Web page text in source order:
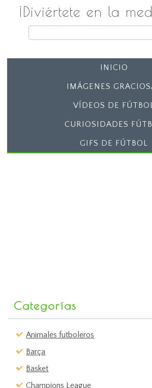
¡Diviértete en la
INICIO
IMÁGENES
VÍDEOS DE
CURIOSIDADES
GIFS DE FÚTBOL
Categorías
Animales futboleros
Barça
Basket
Champions League